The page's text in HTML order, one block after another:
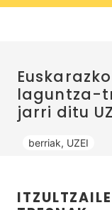
laguntza-
jarri ditu
berriak, UZEI